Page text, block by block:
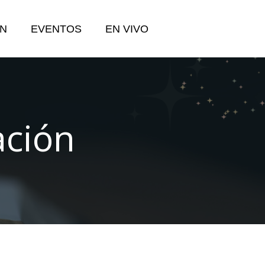
EVENTOS EN VIVO